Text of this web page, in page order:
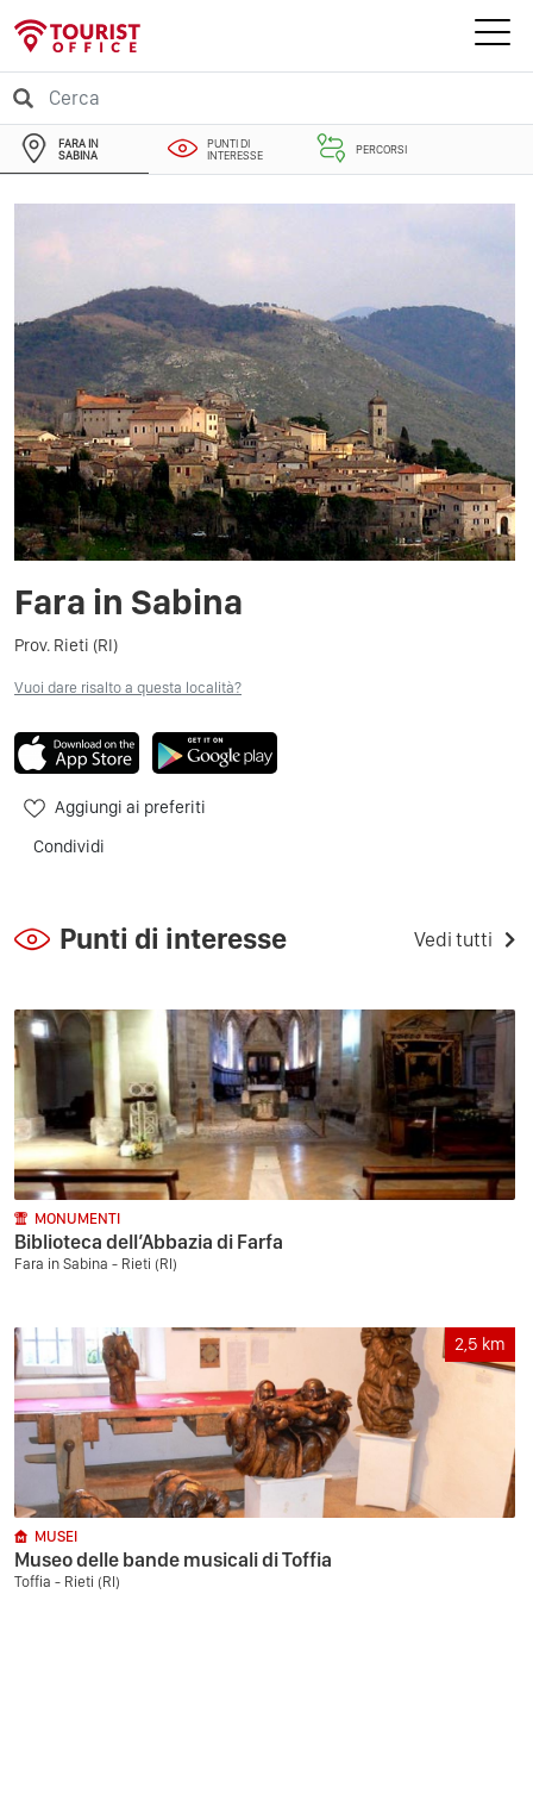
FARA IN
SABINA
PUNTI DI
INTERESSE
PERCORSI
Fara in Sabina
Prov. Rieti (RI)
Vuoi dare risalto a questa località?
Aggiungi ai preferiti
Condividi
Punti di interesse Vedi tutti
MONUMENTI
Biblioteca dell’Abbazia di Farfa
Fara in Sabina - Rieti (RI)
2,5 km
MUSEI
Museo delle bande musicali di Toffia
Toffia - Rieti (RI)